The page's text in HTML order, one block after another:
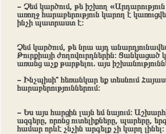
– Չեմ կարծում, թե իշխող
առողջ հարաբերություն կարող է
ինչի պատրաստ է։
Չեմ կարծում, թե նրա այդ
Թուրքիայի ժողովուրդներին։ Ցանկացած
առանց աչք թարթելու. այս
– Ինչպիսի՞ հեռանկար եք տեսնում
հարաբերություններում։
– Ես այս հարցին լայն եմ նայում։
ազգերը, որոնց ուտելիքները, պարերը,
համար որևէ չնչին արգելք չի կարղ լինել։